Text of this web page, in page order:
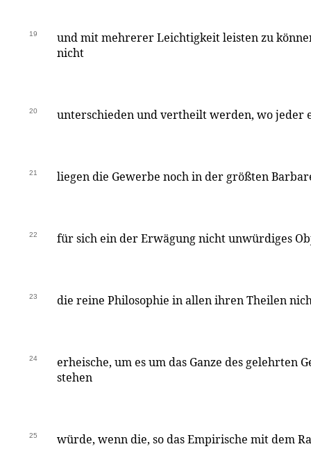
19
und mit mehrerer Leichtigkeit leisten zu
nicht
20 unterschieden und vertheilt werden, wo jeder
21 liegen die Gewerbe noch in der größten
22 für sich ein der Erwägung nicht unwürdiges
23 die reine Philosophie in allen ihren Theilen
24
erheische, um es um das Ganze des gelehrten
stehen
25 würde, wenn die, so das Empirische mit dem